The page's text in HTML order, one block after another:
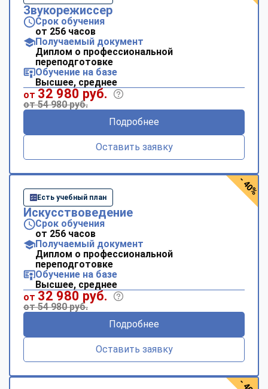
Звукорежиссер
Срок обучения
от 256 часов
Получаемый документ
Диплом о профессиональной
переподготовке
Обучение на базе
Высшее, среднее
от 32 980 руб.
от 54 980 руб.
Подробнее
Оставить заявку
Есть учебный план
Искусствоведение
Срок обучения
от 256 часов
Получаемый документ
Диплом о профессиональной
переподготовке
Обучение на базе
Высшее, среднее
от 32 980 руб.
от 54 980 руб.
Подробнее
Оставить заявку
- 40%